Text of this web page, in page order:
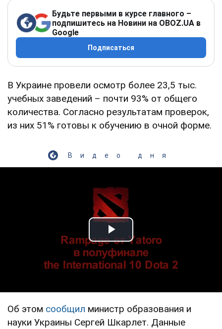
Будьте первыми в курсе главного –
подпишитесь на Новини на OBOZ.UA в
Google
Подписаться
В Украине провели осмотр более 23,5 тыс.
учебных заведений – почти 93% от общего
количества. Согласно результатам проверок,
из них 51% готовы к обучению в очной форме.
Видео дня
Play Video
Об этом сообщил министр образования и
науки Украины Сергей Шкарлет. Данные